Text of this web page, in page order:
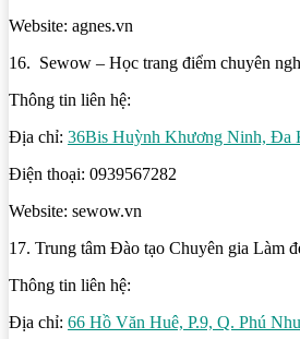
Website: agnes.vn
16. Sewow – Học trang điểm chuyên
Thông tin liên hệ:
Địa chỉ: 36Bis Huỳnh Khương Ninh, Đa
Điện thoại: 0939567282
Website: sewow.vn
17. Trung tâm Đào tạo Chuyên gia Làm
Thông tin liên hệ:
Địa chỉ: 66 Hồ Văn Huê, P.9, Q. Phú